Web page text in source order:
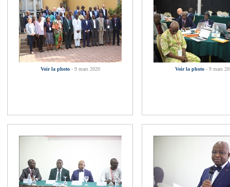
Voir la photo - 9 mars 2020 Voir la photo - 9 mars